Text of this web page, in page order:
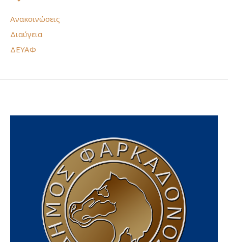
Ανακοινώσεις
Διαύγεια
ΔΕΥΑΦ